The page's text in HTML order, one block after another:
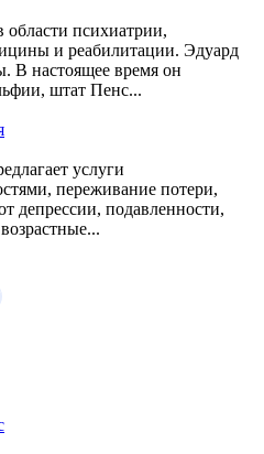
области психиатрии,
и реабилитации. Эдуард
В настоящее время он
штат Пенс...
услуги
переживание потери,
депрессии, подавленности,